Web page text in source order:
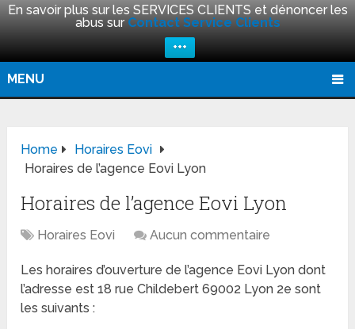
En savoir plus sur les SERVICES CLIENTS et dénoncer les
abus sur Contact Service Clients
+++
MENU
Home
Horaires Eovi
Horaires de l’agence Eovi Lyon
Horaires de l’agence Eovi Lyon
Horaires Eovi Aucun commentaire
Les horaires d’ouverture de l’agence Eovi Lyon dont
l’adresse est 18 rue Childebert 69002 Lyon 2e sont
les suivants :